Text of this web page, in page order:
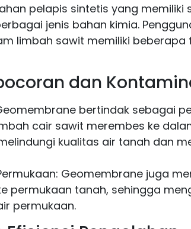
pelapis sintetis yang memiliki
jenis bahan kimia.
limbah sawit memiliki beberapa
dan
bertindak sebagai
cair sawit merembes ke
kualitas air tanah dan
Geomembrane juga
permukaan tanah, sehingga
permukaan.